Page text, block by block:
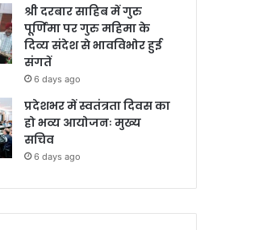
श्री दरबार साहिब में गुरु
पूर्णिमा पर गुरु महिमा के
दिव्य संदेश से भावविभोर हुई
संगतें
6 days ago
प्रदेशभर में स्वतंत्रता दिवस का
हो भव्य आयोजनः मुख्य
सचिव
6 days ago